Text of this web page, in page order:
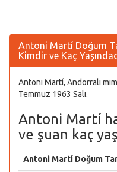
Antoni Martí Doğum
Kimdir ve Kaç
Antoni Martí, Andorralı
Temmuz 1963 Salı.
Antoni Martí
ve şuan kaç
Antoni Martí Doğum